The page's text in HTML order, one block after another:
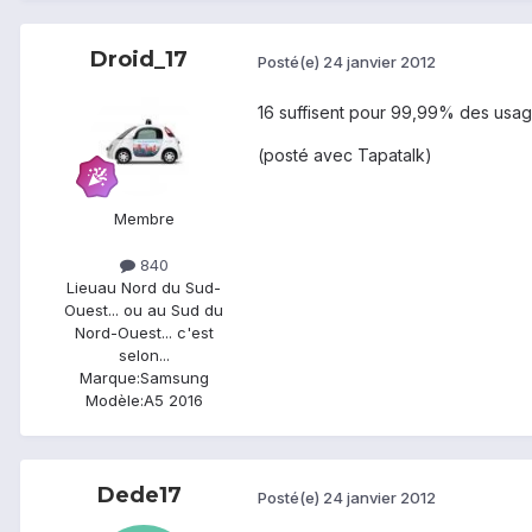
Droid_17
Membre
840
Lieuau Nord du Sud-
Ouest... ou au Sud du
Nord-Ouest... c'est
selon...
Marque:Samsung
Modèle:A5 2016
Posté(e) 24 janvier 2012
16 suffisent pour 99,99% des
(posté avec Tapatalk)
Dede17 Posté(e) 24 janvier 2012